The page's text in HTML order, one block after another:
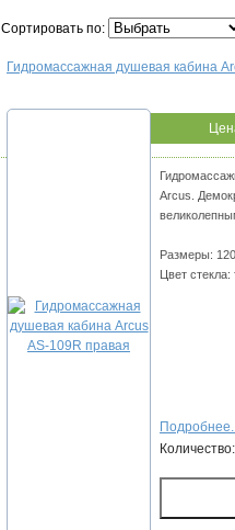
Сортировать по:
Гидромассажная душевая кабина
Arcus.
Размеры:
Цвет
Количество: